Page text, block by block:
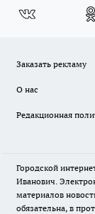
Заказать рекламу
О нас
Редакционная
Городской
Иванович.
материалов
обязательна, в